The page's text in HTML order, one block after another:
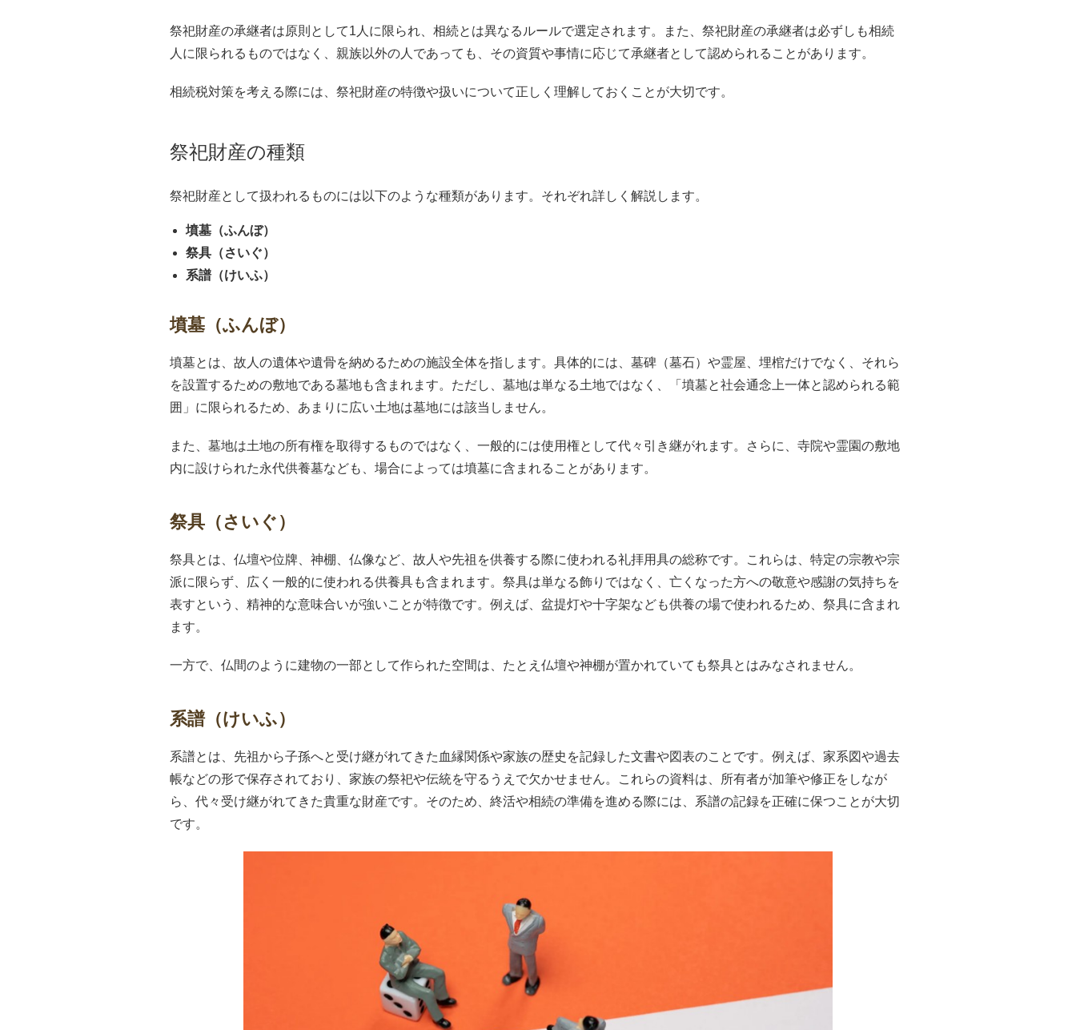
祭祀財産の承継者は原則として1人に限られ、相続とは異なるルールで選定されます。また、祭祀財産の承継者は必ずしも相続
人に限られるものではなく、親族以外の人であっても、その資質や事情に応じて承継者として認められることがあります。
相続税対策を考える際には、祭祀財産の特徴や扱いについて正しく理解しておくことが大切です。
祭祀財産の種類
祭祀財産として扱われるものには以下のような種類があります。それぞれ詳しく解説します。
墳墓（ふんぼ）
祭具（さいぐ）
系譜（けいふ）
墳墓（ふんぼ）
墳墓とは、故人の遺体や遺骨を納めるための施設全体を指します。具体的には、墓碑（墓石）や霊屋、埋棺だけでなく、それら
を設置するための敷地である墓地も含まれます。ただし、墓地は単なる土地ではなく、「墳墓と社会通念上一体と認められる範
囲」に限られるため、あまりに広い土地は墓地には該当しません。
また、墓地は土地の所有権を取得するものではなく、一般的には使用権として代々引き継がれます。さらに、寺院や霊園の敷地
内に設けられた永代供養墓なども、場合によっては墳墓に含まれることがあります。
祭具（さいぐ）
祭具とは、仏壇や位牌、神棚、仏像など、故人や先祖を供養する際に使われる礼拝用具の総称です。これらは、特定の宗教や宗
派に限らず、広く一般的に使われる供養具も含まれます。祭具は単なる飾りではなく、亡くなった方への敬意や感謝の気持ちを
表すという、精神的な意味合いが強いことが特徴です。例えば、盆提灯や十字架なども供養の場で使われるため、祭具に含まれ
ます。
一方で、仏間のように建物の一部として作られた空間は、たとえ仏壇や神棚が置かれていても祭具とはみなされません。
系譜（けいふ）
系譜とは、先祖から子孫へと受け継がれてきた血縁関係や家族の歴史を記録した文書や図表のことです。例えば、家系図や過去
帳などの形で保存されており、家族の祭祀や伝統を守るうえで欠かせません。これらの資料は、所有者が加筆や修正をしなが
ら、代々受け継がれてきた貴重な財産です。そのため、終活や相続の準備を進める際には、系譜の記録を正確に保つことが大切
です。